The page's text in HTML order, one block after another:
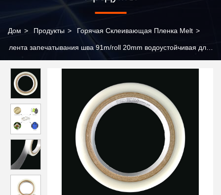
Дом > Продукты > Горячая Склеивающая Пленка Melt >
лента запечатывания шва 91m/roll 20mm водоустойчивая для